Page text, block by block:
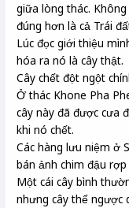
giữa lòng thác.
đúng hơn là cả Trái
Lúc đọc giới thiệu
hóa ra nó là cây thật.
Cây chết đột ngột
Ở thác Khone Pha
cây này đã được cưa
khi nó chết.
Các hàng lưu niệm ở
bán ảnh chim đậu
Một cái cây bình
nhưng cây thế ngược